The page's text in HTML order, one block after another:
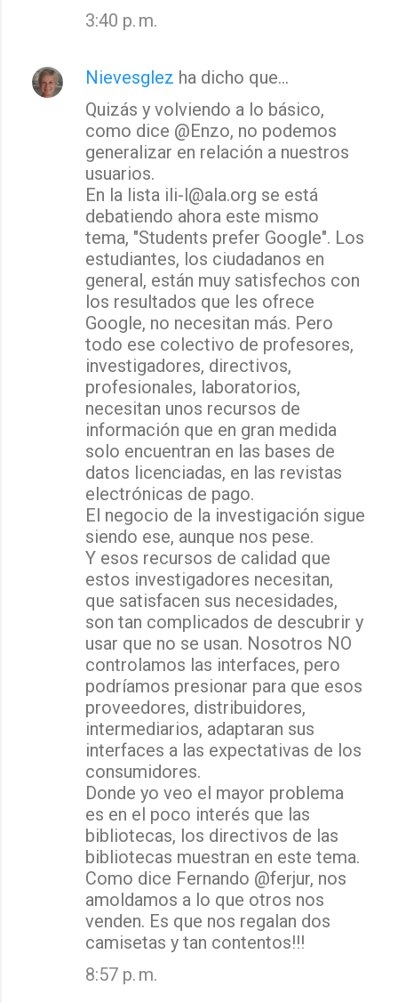
3:40 p. m.
Nievesglez ha dicho que…
Quizás y volviendo a lo básico,
como dice @Enzo, no podemos
generalizar en relación a nuestros
usuarios.
En la lista ili-l@ala.org se está
debatiendo ahora este mismo
tema, "Students prefer Google". Los
estudiantes, los ciudadanos en
general, están muy satisfechos con
los resultados que les ofrece
Google, no necesitan más. Pero
todo ese colectivo de profesores,
investigadores, directivos,
profesionales, laboratorios,
necesitan unos recursos de
información que en gran medida
solo encuentran en las bases de
datos licenciadas, en las revistas
electrónicas de pago.
El negocio de la investigación sigue
siendo ese, aunque nos pese.
Y esos recursos de calidad que
estos investigadores necesitan,
que satisfacen sus necesidades,
son tan complicados de descubrir y
usar que no se usan. Nosotros NO
controlamos las interfaces, pero
podríamos presionar para que esos
proveedores, distribuidores,
intermediarios, adaptaran sus
interfaces a las expectativas de los
consumidores.
Donde yo veo el mayor problema
es en el poco interés que las
bibliotecas, los directivos de las
bibliotecas muestran en este tema.
Como dice Fernando @ferjur, nos
amoldamos a lo que otros nos
venden. Es que nos regalan dos
camisetas y tan contentos!!!
8:57 p. m.